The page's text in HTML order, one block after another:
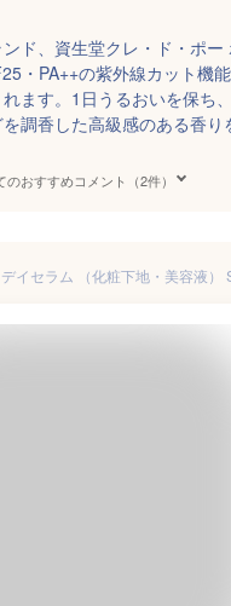
ド、資生堂クレ・ド・ポ
・PA++の紫外線カット機
ます。1日うるおいを保ち
調香した高級感のある香り
のおすすめコメント（2件）